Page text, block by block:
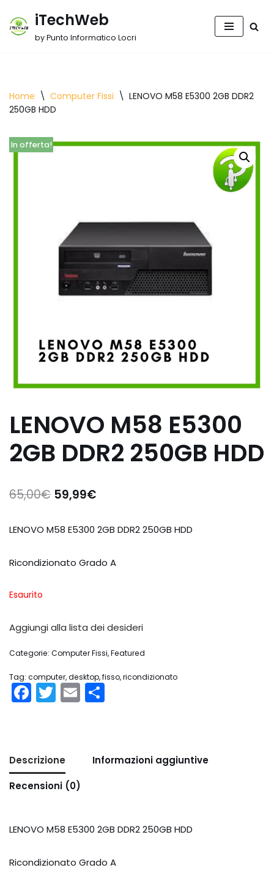
Vai
iTechWeb
by Punto Informatico Locri
Home \ Computer Fissi \ LENOVO M58 E5300 2GB DDR2
250GB HDD
In offerta!
LENOVO M58 E5300
2GB DDR2 250GB HDD
65,00€ 59,99€
LENOVO M58 E5300 2GB DDR2 250GB HDD
Ricondizionato Grado A
Esaurito
Aggiungi alla lista dei desideri
Categorie: Computer Fissi,Featured
Tag: computer,desktop,fisso,ricondizionato
Facebook
Twitter
Email
Descrizione
Informazioni aggiuntive
Recensioni (0)
LENOVO M58 E5300 2GB DDR2 250GB HDD
Ricondizionato Grado A